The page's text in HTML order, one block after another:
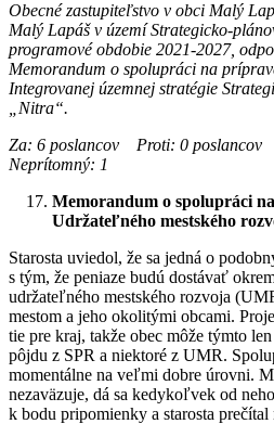
Obecné zastupiteľstvo v obci Malý
Malý Lapáš v území Strategicko-
programové obdobie 2021-2027,
Memorandum o spolupráci na
Integrovanej územnej stratégie
„Nitra“.
Za: 6 poslancov Proti: 0
Neprítomný: 1
Memorandum o spolupráci
Udržateľného mestského
Starosta uviedol, že sa jedná o
s tým, že peniaze budú dostávať
udržateľného mestského rozvoja
mestom a jeho okolitými obcami.
tie pre kraj, takže obec môže týmto
pôjdu z SPR a niektoré z UMR.
momentálne na veľmi dobre úrovni.
nezaväzuje, dá sa kedykoľvek od
k bodu pripomienky a starosta prečítal